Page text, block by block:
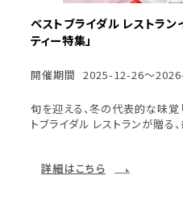
ベストブライダル レストラン
ティー特集」
開催期間 2025-12-26～
旬を迎える、冬の代表的な味覚
トブライダル レストランが贈る
詳細はこちら